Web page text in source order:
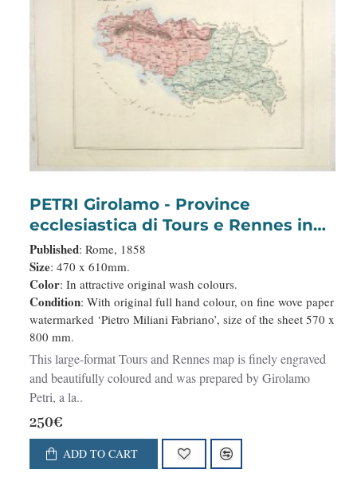
PETRI Girolamo - Province
ecclesiastica di Tours e Rennes in
Francia (Tav LVII)
Published: Rome, 1858
Size: 470 x 610mm.
Color: In attractive original wash colours.
Condition: With original full hand colour, on fine wove paper
watermarked ‘Pietro Miliani Fabriano’, size of the sheet 570 x
800 mm.
This large-format Tours and Rennes map is finely engraved
and beautifully coloured and was prepared by Girolamo
Petri, a la..
250€
ADD TO CART